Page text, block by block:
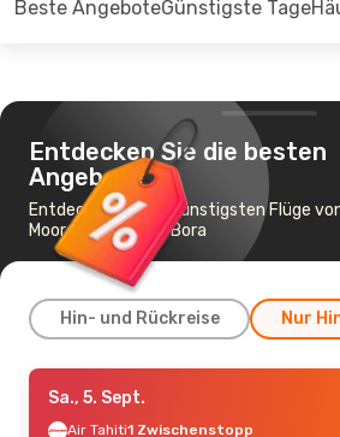
Beste AngeboteGünstigste Tage
Entdecken Sie die besten
Angebote
Entdecken Sie die günstigsten Flüge
Moorea nach Bora Bora
Hin- und Rückreise Nur
Mi., 9. Sept.- Di., 15. Sept.
Air Tahiti1 Zwischenstopp
Sa., 5. Sept.
Air Tahiti1 Zwischenstopp